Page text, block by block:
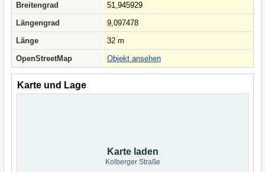
Breitengrad
51,945929
Längengrad
9,097478
Länge
32 m
OpenStreetMap
Objekt ansehen
Karte und Lage
Karte laden
Kolberger Straße